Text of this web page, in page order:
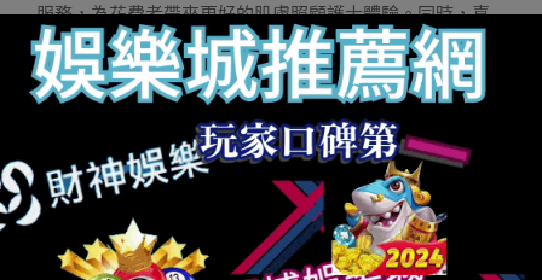
服務，為花費者帶來更好的肌膚照顧護士體驗。同時，喜
境也將會經由過程對手藝、服務的賡續優化，輔助更多的B
端美容門店完成數字化轉型，助力美容行業加倍康健、持
重、繼續生長。
財神捕魚機
財神娛樂城
娛樂城